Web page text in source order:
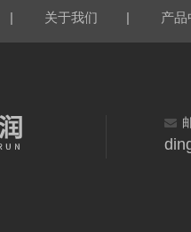
| 关于我们 | 产品